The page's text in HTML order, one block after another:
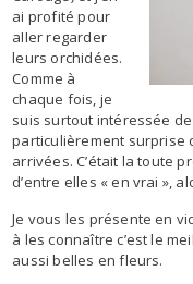
ai profité pour
aller regarder
leurs orchidées.
Comme à
chaque fois, je
suis surtout intéressée de
particulièrement surprise
arrivées. C’était la toute
d’entre elles « en vrai »,
Je vous les présente en
à les connaître c’est le
aussi belles en fleurs.